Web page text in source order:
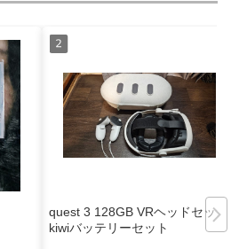
quest 3 128GB VRヘッドセット
kiwiバッテリーセット